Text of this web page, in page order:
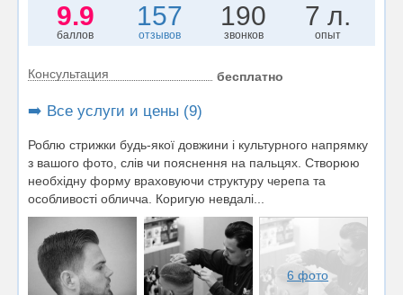
9.9
баллов
157
отзывов
190
звонков
7 л.
опыт
Консультация бесплатно
➡️ Все услуги и цены (9)
Роблю стрижки будь-якої довжини i культурного напрямку
з вашого фото, слiв чи пояснення на пальцях. Створюю
необхiдну форму враховуючи структуру черепа та
особливостi обличча. Коригую невдалi...
6 фото